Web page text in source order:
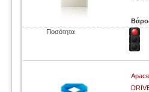
Ποσότητα